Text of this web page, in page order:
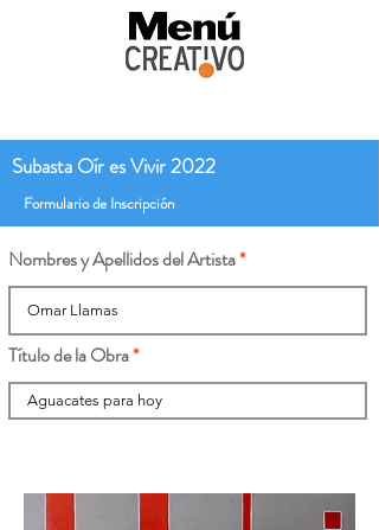
Subasta Oír es Vivir 2022
Formulario de Inscripción
Nombres y Apellidos del Artista
Título de la Obra